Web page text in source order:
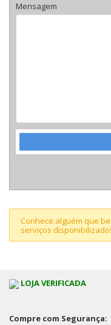
Mensagem
Conhece alguém que
serviços
LOJA VERIFICADA
Compre com Segurança: